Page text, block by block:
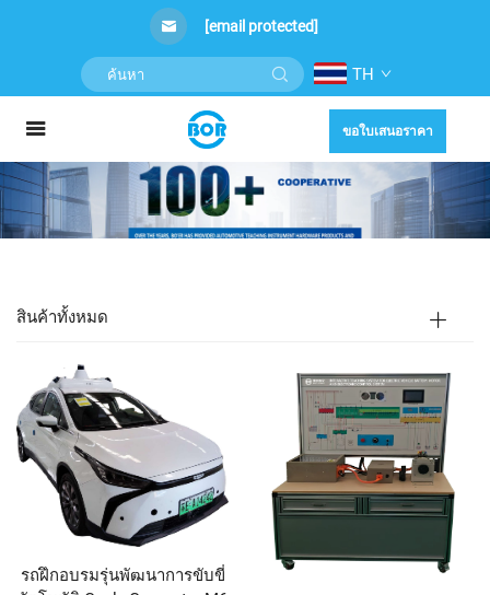
[email protected]
TH
ขอใบเสนอราคา
สินค้าทั้งหมด
รถฝึกอบรมรุ่นพัฒนาการขับขี่